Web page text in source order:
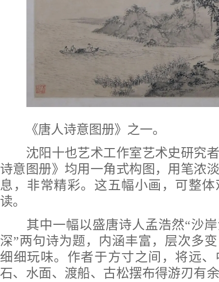
《唐人诗意图册》之一。
沈阳十也艺术工作室艺术史研究者
诗意图册》均用一角式构图，用笔浓
息，非常精彩。这五幅小画，可整
读。
其中一幅以盛唐诗人孟浩然“沙岸
深”两句诗为题，内涵丰富，层次多
细细玩味。作者于方寸之间，将远
石、水面、渡船、古松摆布得游刃有